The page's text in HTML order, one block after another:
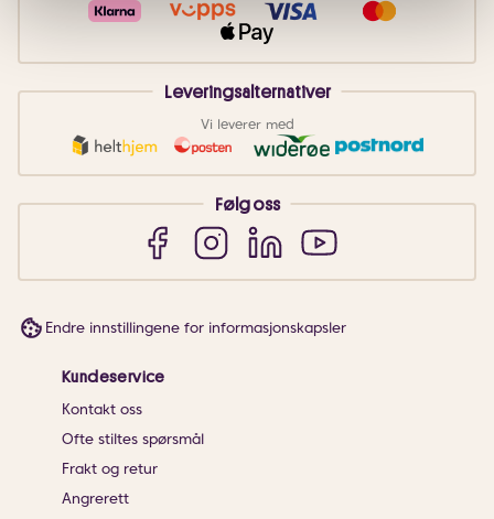
Leveringsalternativer
Vi leverer med
Følg oss
Endre innstillingene for informasjonskapsler
Kundeservice
Kontakt oss
Ofte stiltes spørsmål
Frakt og retur
Angrerett